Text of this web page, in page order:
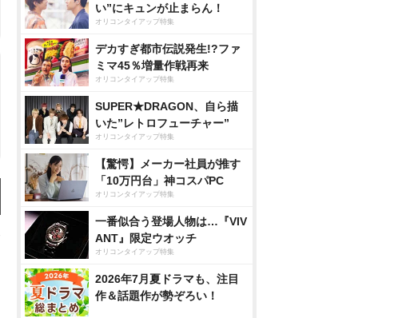
い”にキュンが止まらん！
オリコンタイアップ特集
デカすぎ都市伝説発生!?ファ
ミマ45％増量作戦再来
オリコンタイアップ特集
SUPER★DRAGON、自ら描
いた”レトロフューチャー”
オリコンタイアップ特集
【驚愕】メーカー社員が推す
「10万円台」神コスパPC
オリコンタイアップ特集
一番似合う登場人物は…『VIV
ANT』限定ウオッチ
オリコンタイアップ特集
2026年7月夏ドラマも、注目
作＆話題作が勢ぞろい！